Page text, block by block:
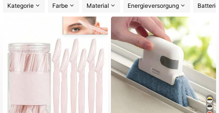
Kategorie
Farbe Material Energieversorgung